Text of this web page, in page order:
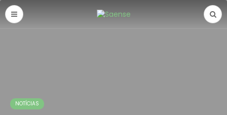
NOTÍCIAS